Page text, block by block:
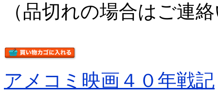
（品切れの場合はご連
アメコミ映画４０年戦記